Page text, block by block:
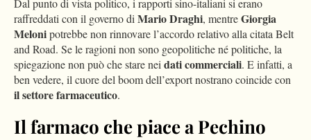
Dal punto di vista politico, i rapporti sino-italiani si erano
raffreddati con il governo diMario Draghi, mentreGiorgia
Melonipotrebbe non rinnovare l’accordo relativo alla citata Belt
and Road. Se le ragioni non sono geopolitiche né politiche, la
spiegazione non può che stare neidati commerciali. E infatti, a
ben vedere, il cuore del boom dell’export nostrano coincide con
il settore farmaceutico.
Il farmaco che piace a Pechino